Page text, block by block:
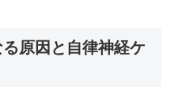
原因と自律神経ケ